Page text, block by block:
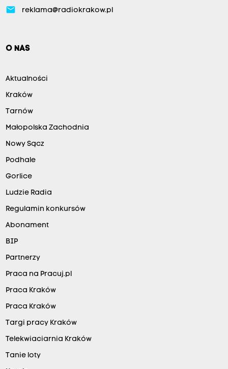
email reklama@radiokrakow.pl
O NAS
Aktualności
Kraków
Tarnów
Małopolska Zachodnia
Nowy Sącz
Podhale
Gorlice
Ludzie Radia
Regulamin konkursów
Abonament
BIP
Partnerzy
Praca na Pracuj.pl
Praca Kraków
Praca Kraków
Targi pracy Kraków
Telekwiaciarnia Kraków
Tanie loty